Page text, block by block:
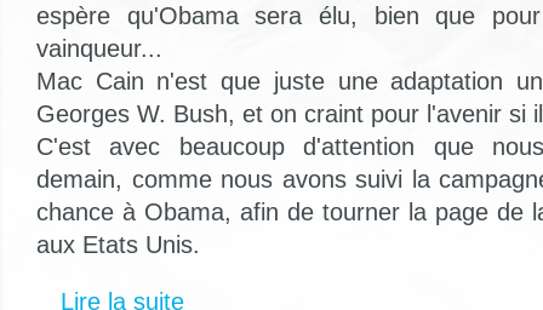
espère qu'Obama sera élu, bien que
vainqueur...
Mac Cain n'est que juste une adaptation
Georges W. Bush, et on craint pour l'avenir si
C'est avec beaucoup d'attention que
demain, comme nous avons suivi la
chance à Obama, afin de tourner la page de
aux Etats Unis.
Lire la suite